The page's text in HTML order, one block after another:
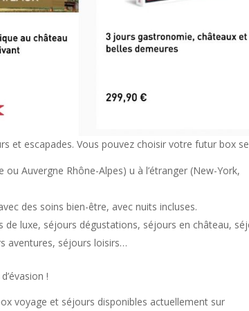
et escapades. Vous pouvez choisir votre futur box
Auvergne Rhône-Alpes) u à l’étranger (New-York,
des soins bien-être, avec nuits incluses.
luxe, séjours dégustations, séjours en château,
aventures, séjours loisirs…
!
voyage et séjours disponibles actuellement sur